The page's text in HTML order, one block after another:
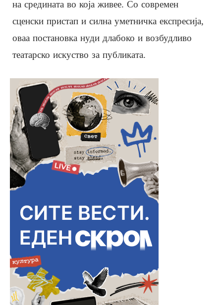
на средината во која живее. Со современ
сценски пристап и силна уметничка експресија,
оваа постановка нуди длабоко и возбудливо
театарско искуство за публиката.